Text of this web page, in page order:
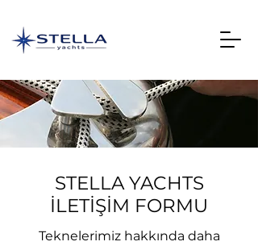
STELLA YACHTS
İLETİŞİM FORMU
Teknelerimiz hakkında daha